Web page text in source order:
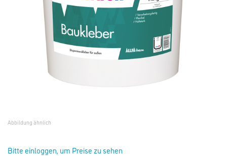
Abbildung ähnlich
Bitte einloggen, um Preise zu sehen